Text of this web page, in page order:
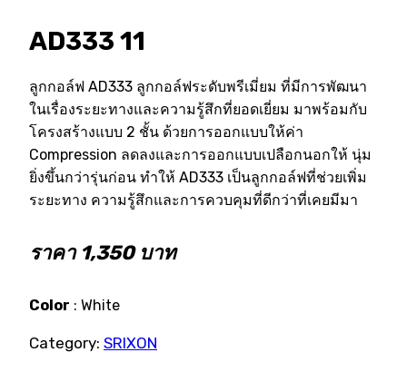
AD333 11
ลูกกอล์ฟ AD333 ลูกกอล์ฟระดับพรีเมี่ยม ที่มีการพัฒนา
ในเรื่องระยะทางและความรู้สึกที่ยอดเยี่ยม มาพร้อมกับ
โครงสร้างแบบ 2 ชั้น ด้วยการออกแบบให้ค่า
Compression ลดลงและการออกแบบเปลือกนอกให้ นุ่ม
ยิ่งขึ้นกว่ารุ่นก่อน ทำให้ AD333 เป็นลูกกอล์ฟที่ช่วยเพิ่ม
ระยะทาง ความรู้สึกและการควบคุมที่ดีกว่าที่เคยมีมา
ราคา 1,350 บาท
Color : White
Category: SRIXON